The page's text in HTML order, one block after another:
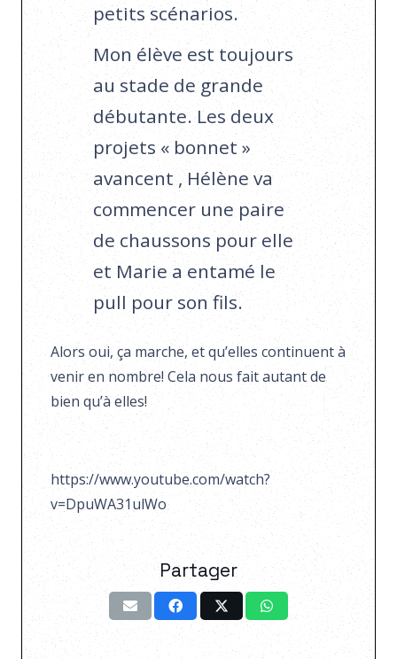
petits scénarios.
Mon élève est toujours
au stade de grande
débutante. Les deux
projets « bonnet »
avancent , Hélène va
commencer une paire
de chaussons pour elle
et Marie a entamé le
pull pour son fils.
Alors oui, ça marche, et qu’elles continuent à
venir en nombre! Cela nous fait autant de
bien qu’à elles!
https://www.youtube.com/watch?
v=DpuWA31ulWo
Partager